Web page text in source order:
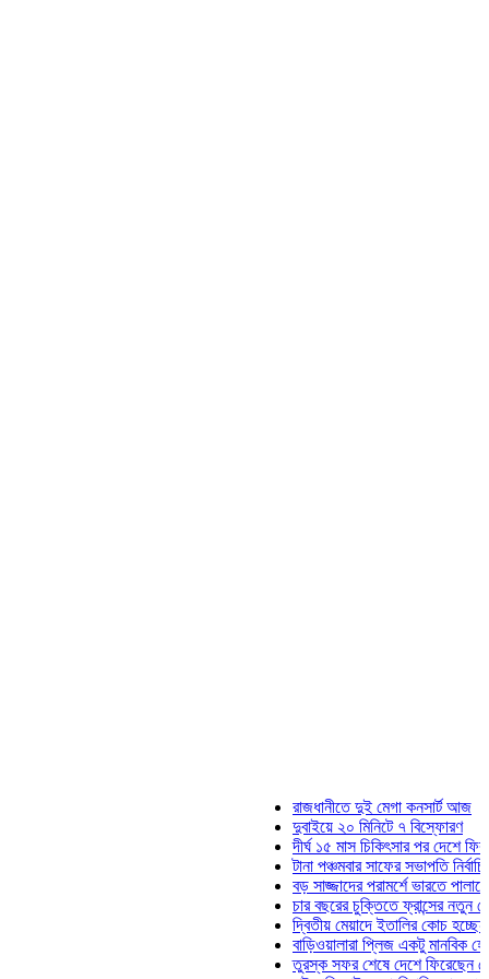
রাজধানীতে দুই মেগা কনসার্ট আজ
দুবাইয়ে ২০ মিনিটে ৭ বিস্ফোরণ
দীর্ঘ ১৫ মাস চিকিৎসার পর দেশে ফিরলেন
টানা পঞ্চমবার সাফের সভাপতি নির্বাচিত কাজী
বড় সাজ্জাদের পরামর্শে ভারতে পালাতে
চার বছরের চুক্তিতে ফ্রান্সের নতুন কোচ
দ্বিতীয় মেয়াদে ইতালির কোচ হচ্ছেন মানচিনি
বাড়িওয়ালারা প্লিজ একটু মানবিক হোন:
তুরস্ক সফর শেষে দেশে ফিরেছেন